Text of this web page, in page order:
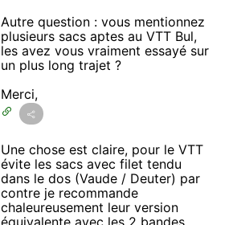
Autre question : vous mentionnez
plusieurs sacs aptes au VTT Bul,
les avez vous vraiment essayé sur
un plus long trajet ?
Merci,
Une chose est claire, pour le VTT
évite les sacs avec filet tendu
dans le dos (Vaude / Deuter) par
contre je recommande
chaleureusement leur version